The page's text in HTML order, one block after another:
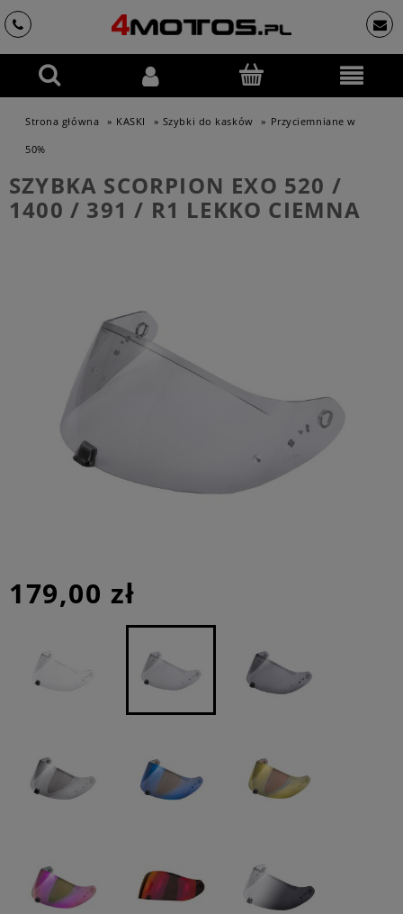
Strona główna » KASKI » Szybki do kasków » Przyciemniane w
50%
SZYBKA SCORPION EXO 520 /
1400 / 391 / R1 LEKKO CIEMNA
179,00 zł